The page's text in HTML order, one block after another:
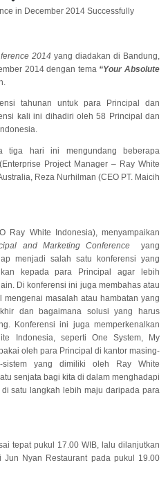
2014 yang diadakan di Bandung,
2014 dengan tema “Your Absolute
tahunan untuk para Principal dan
kali ini dihadiri oleh 58 Principal dan
tiga hari ini mengundang beberapa
Project Manager – Ray White
Reza Nurhilman (CEO PT. Maicih
Ray White Indonesia), menyampaikan
and Marketing Conferenceyang
menjadi salah satu konferensi yang
kepada para Principal agar lebih
Di konferensi ini juga membahas atau
masalah atau hambatan yang
dan bagaimana solusi yang harus
Konferensi ini juga memperkenalkan
Indonesia, seperti One System, My
oleh para Principal di kantor masing-
sistem yang dimiliki oleh Ray White
senjata bagi kita di dalam menghadapi
satu langkah lebih maju daripada para
tepat pukul 17.00 WIB, lalu dilanjutkan
Nyan Restaurant pada pukul 19.00